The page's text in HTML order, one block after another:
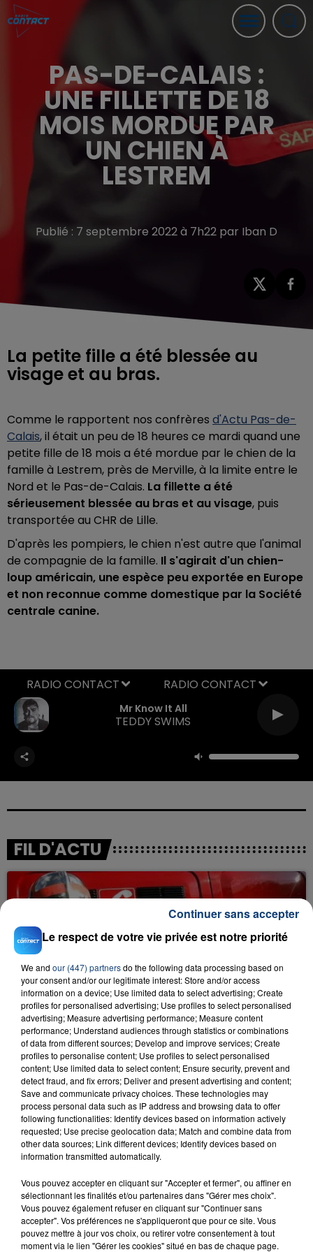
PAS-DE-CALAIS :
UNE FILLETTE DE 18
MOIS MORDUE PAR
UN CHIEN À
LESTREM
Publié : 7 septembre 2022 à 7h22 par Iban D
La petite fille a été blessée au
visage et au bras.
Comme le rapportent nos confrères d'Actu Pas-de-
Calais, il était un peu de 18 heures ce mardi quand une
petite fille de 18 mois a été mordue par le chien de la
famille à Lestrem, près de Merville, à la limite entre le
Nord et le Pas-de-Calais. La fillette a été
sérieusement blessée au bras et au visage, puis
transportée au CHR de Lille.
D'après les pompiers, le chien n'est autre que l'animal
de compagnie de la famille. Il s'agirait d'un chien-
loup américain, une espèce peu exportée en Europe
et non reconnue comme domestique par la Société
centrale canine.
Mr Know It All
TEDDY SWIMS
RADIO CONTACT
FIL D'ACTU
23 juillet 2026
INCENDIE MORTEL À LENS : UNE FEMME ET
SON BÉBÉ ENTRE LA VIE ET LA...
Un homme s'est immolé par le feu après avoir
aspergé sa compagne et leur bébé de trois mois
d'un liquide inflammable.
20 juillet 2026
OPÉRER DE LA CHEVILLE RESSORT DE LA...
La famille a porté plainte contre la clinique qui a
reconnu sa responsabilité et présenté ses
excuses.
Le respect de votre vie privée est notre priorité
We and our (447) partnersdo the following data processing based on
your consent and/or our legitimate interest: Store and/or access
information on a device; Use limited data to select advertising; Create
profiles for personalised advertising; Use profiles to select personalised
advertising; Measure advertising performance; Measure content
performance; Understand audiences through statistics or combinations
of data from different sources; Develop and improve services; Create
profiles to personalise content; Use profiles to select personalised
content; Use limited data to select content; Ensure security, prevent and
detect fraud, and fix errors; Deliver and present advertising and content;
Save and communicate privacy choices. These technologies may
process personal data such as IP address and browsing data to offer
following functionalities: Identify devices based on information actively
requested; Use precise geolocation data; Match and combine data from
other data sources; Link different devices; Identify devices based on
information transmitted automatically.
Vous pouvez accepter en cliquant sur "Accepter et fermer", ou affiner en
sélectionnant les finalités et/ou partenaires dans "Gérer mes choix".
Vous pouvez également refuser en cliquant sur "Continuer sans
accepter". Vos préférences ne s'appliqueront que pour ce site. Vous
pouvez mettre à jour vos choix, ou retirer votre consentement à tout
moment via le lien "Gérer les cookies" situé en bas de chaque page.
Continuer sans accepter